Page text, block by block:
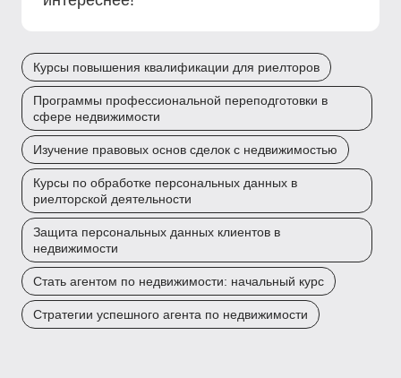
Курсы повышения квалификации для риелторов
Программы профессиональной переподготовки в
сфере недвижимости
Изучение правовых основ сделок с недвижимостью
Курсы по обработке персональных данных в
риелторской деятельности
Защита персональных данных клиентов в
недвижимости
Стать агентом по недвижимости: начальный курс
Стратегии успешного агента по недвижимости